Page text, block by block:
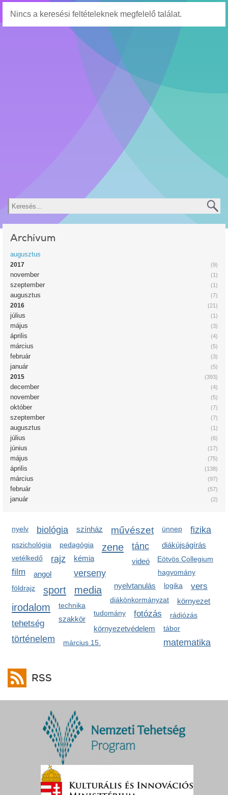
Nincs a keresési feltételeknek megfelelő találat.
Keresés
Archívum
augusztus
(9)
2017
(1)
november
(1)
szeptember
(7)
augusztus
(21)
2016
(1)
július
(3)
május
(4)
április
(5)
március
(3)
február
(5)
január
(393)
2015
(4)
december
(5)
november
(7)
október
(7)
szeptember
(1)
augusztus
(6)
július
(17)
június
(75)
május
(138)
április
(97)
március
(57)
február
(2)
január
nyelv biológia színház művészet ünnep fizika
pszichológia diákújságírás
pedagógia zene
vetélkedő
tánc
rajz
Eötvös Collegium
kémia videó
verseny hagyomány
film
nyelvtanulás
angol
logika vers
földrajz sport media
diákönkormányzat környezet
irodalom
technika
tudomány
fotózás rádiózás
szakkör
tehetség
környezetvédelem tábor
történelem matematika
március 15.
RSS